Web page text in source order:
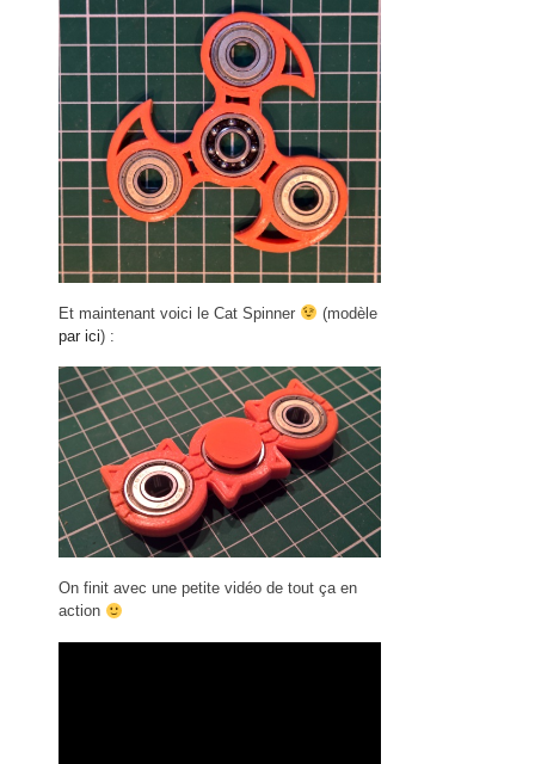
Et maintenant voici le Cat Spinner
(modèle
par ici) :
On finit avec une petite vidéo de tout ça en
action